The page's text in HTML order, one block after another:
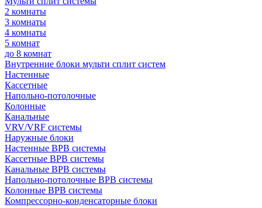
2 комнаты
3 комнаты
4 комнаты
5 комнат
до 8 комнат
Внутренние блоки мульти сплит систем
Настенные
Кассетные
Напольно-потолочные
Колонные
Канальные
VRV/VRF системы
Наружные блоки
Настенные ВРВ системы
Кассетные ВРВ системы
Канальные ВРВ системы
Напольно-потолочные ВРВ системы
Колонные ВРВ системы
Компрессорно-конденсаторные блоки